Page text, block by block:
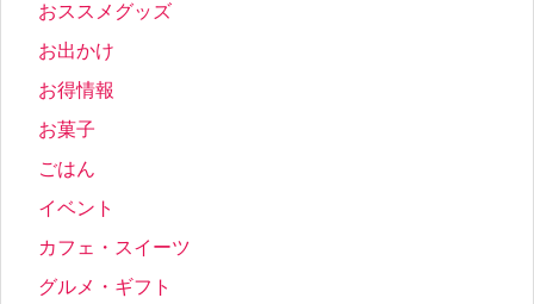
おススメグッズ
お出かけ
お得情報
お菓子
ごはん
イベント
カフェ・スイーツ
グルメ・ギフト